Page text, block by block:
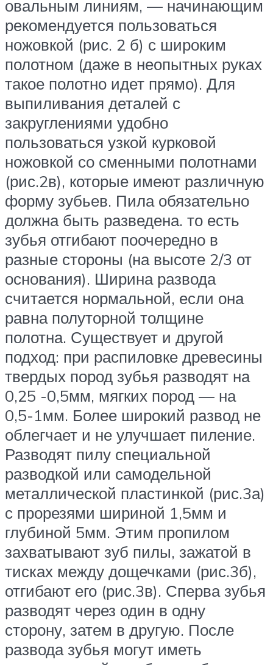
овальным линиям, — начинающим
рекомендуется пользоваться
ножовкой (рис. 2 б) с широким
полотном (даже в неопытных руках
такое полотно идет прямо). Для
выпиливания деталей с
закруглениями удобно
пользоваться узкой курковой
ножовкой со сменными полотнами
(рис.2в), которые имеют различную
форму зубьев. Пила обязательно
должна быть разведена. то есть
зубья отгибают поочередно в
разные стороны (на высоте 2/3 от
основания). Ширина развода
считается нормальной, если она
равна полуторной толщине
полотна. Существует и другой
подход: при распиловке древесины
твердых пород зубья разводят на
0,25 -0,5мм, мягких пород — на
0,5-1мм. Более широкий развод не
облегчает и не улучшает пиление.
Разводят пилу специальной
разводкой или самодельной
металлической пластинкой (рис.3а)
с прорезями шириной 1,5мм и
глубиной 5мм. Этим пропилом
захватывают зуб пилы, зажатой в
тисках между дощечками (рис.3б),
отгибают его (рис.3в). Сперва зубья
разводят через один в одну
сторону, затем в другую. После
развода зубья могут иметь